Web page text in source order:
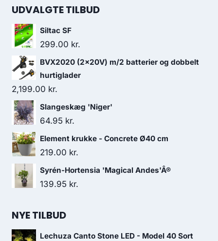
UDVALGTE TILBUD
Siltac SF
299.00 kr.
BVX2020 (2x20V) m/2 batterier og dobbelt
hurtiglader
2,199.00 kr.
Slangeskæg 'Niger'
64.95 kr.
Element krukke - Concrete Ø40 cm
219.00 kr.
Syrén-Hortensia 'Magical Andes'Â®
139.95 kr.
NYE TILBUD
Lechuza Canto Stone LED - Model 40 Sort